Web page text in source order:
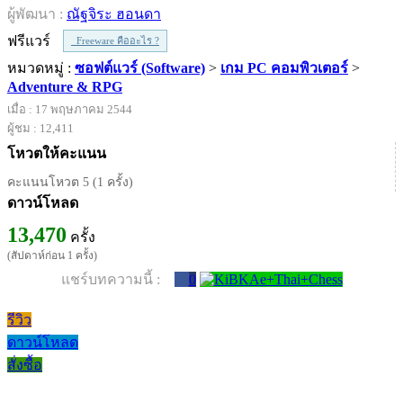
ผู้พัฒนา : ณัฐจิระ ฮอนดา
ฟรีแวร์
Freeware คืออะไร ?
หมวดหมู่ : ซอฟต์แวร์ (Software) > เกม PC คอมพิวเตอร์ >
Adventure & RPG
เมื่อ : 17 พฤษภาคม 2544
ผู้ชม : 12,411
โหวตให้คะแนน
คะแนนโหวต 5 (1 ครั้ง)
ดาวน์โหลด
13,470 ครั้ง
(สัปดาห์ก่อน 1 ครั้ง)
แชร์บทความนี้ : 0
รีวิว
ดาวน์โหลด
สั่งซื้อ